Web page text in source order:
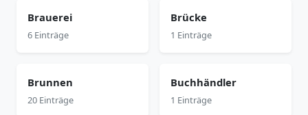
Brauerei
6 Einträge
Brücke
1 Einträge
Brunnen
20 Einträge
Buchhändler
1 Einträge